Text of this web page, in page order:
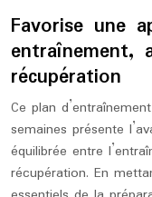
Favorise une
entraînement,
récupération
Ce plan
semaines présente
équilibrée entre
récupération. En